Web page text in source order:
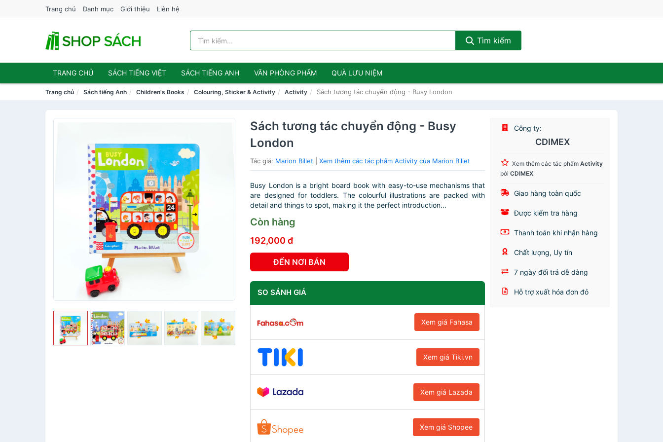
Trang chủ Danh mục Giới thiệu Liên hệ
Tìm kiếm
TRANG CHỦ SÁCH TIẾNG VIỆT SÁCH TIẾNG ANH VĂN PHÒNG PHẨM QUÀ LƯU NIỆM
Trang chủ Sách tiếng Anh Children's Books Colouring, Sticker & Activity Activity Sách tương tác chuyển động - Busy London
Sách tương tác chuyển động - Busy
London
Tác giả: Marion Billet |Xem thêm các tác phẩm Activity của Marion Billet
Busy London is a bright board book with easy-to-use mechanisms that
are designed for toddlers. The colourful illustrations are packed with
detail and things to spot, making it the perfect introduction...
Còn hàng
192,000 đ
ĐẾN NƠI BÁN
SO SÁNH GIÁ
Xem giá Fahasa
Xem giá Tiki.vn
Xem giá Lazada
Xem giá Shopee
Công ty:
CDIMEX
Xem thêm các tác phẩmActivity
bởiCDIMEX
Giao hàng toàn quốc
Được kiểm tra hàng
Thanh toán khi nhận hàng
Chất lượng, Uy tín
7 ngày đổi trả dễ dàng
Hỗ trợ xuất hóa đơn đỏ